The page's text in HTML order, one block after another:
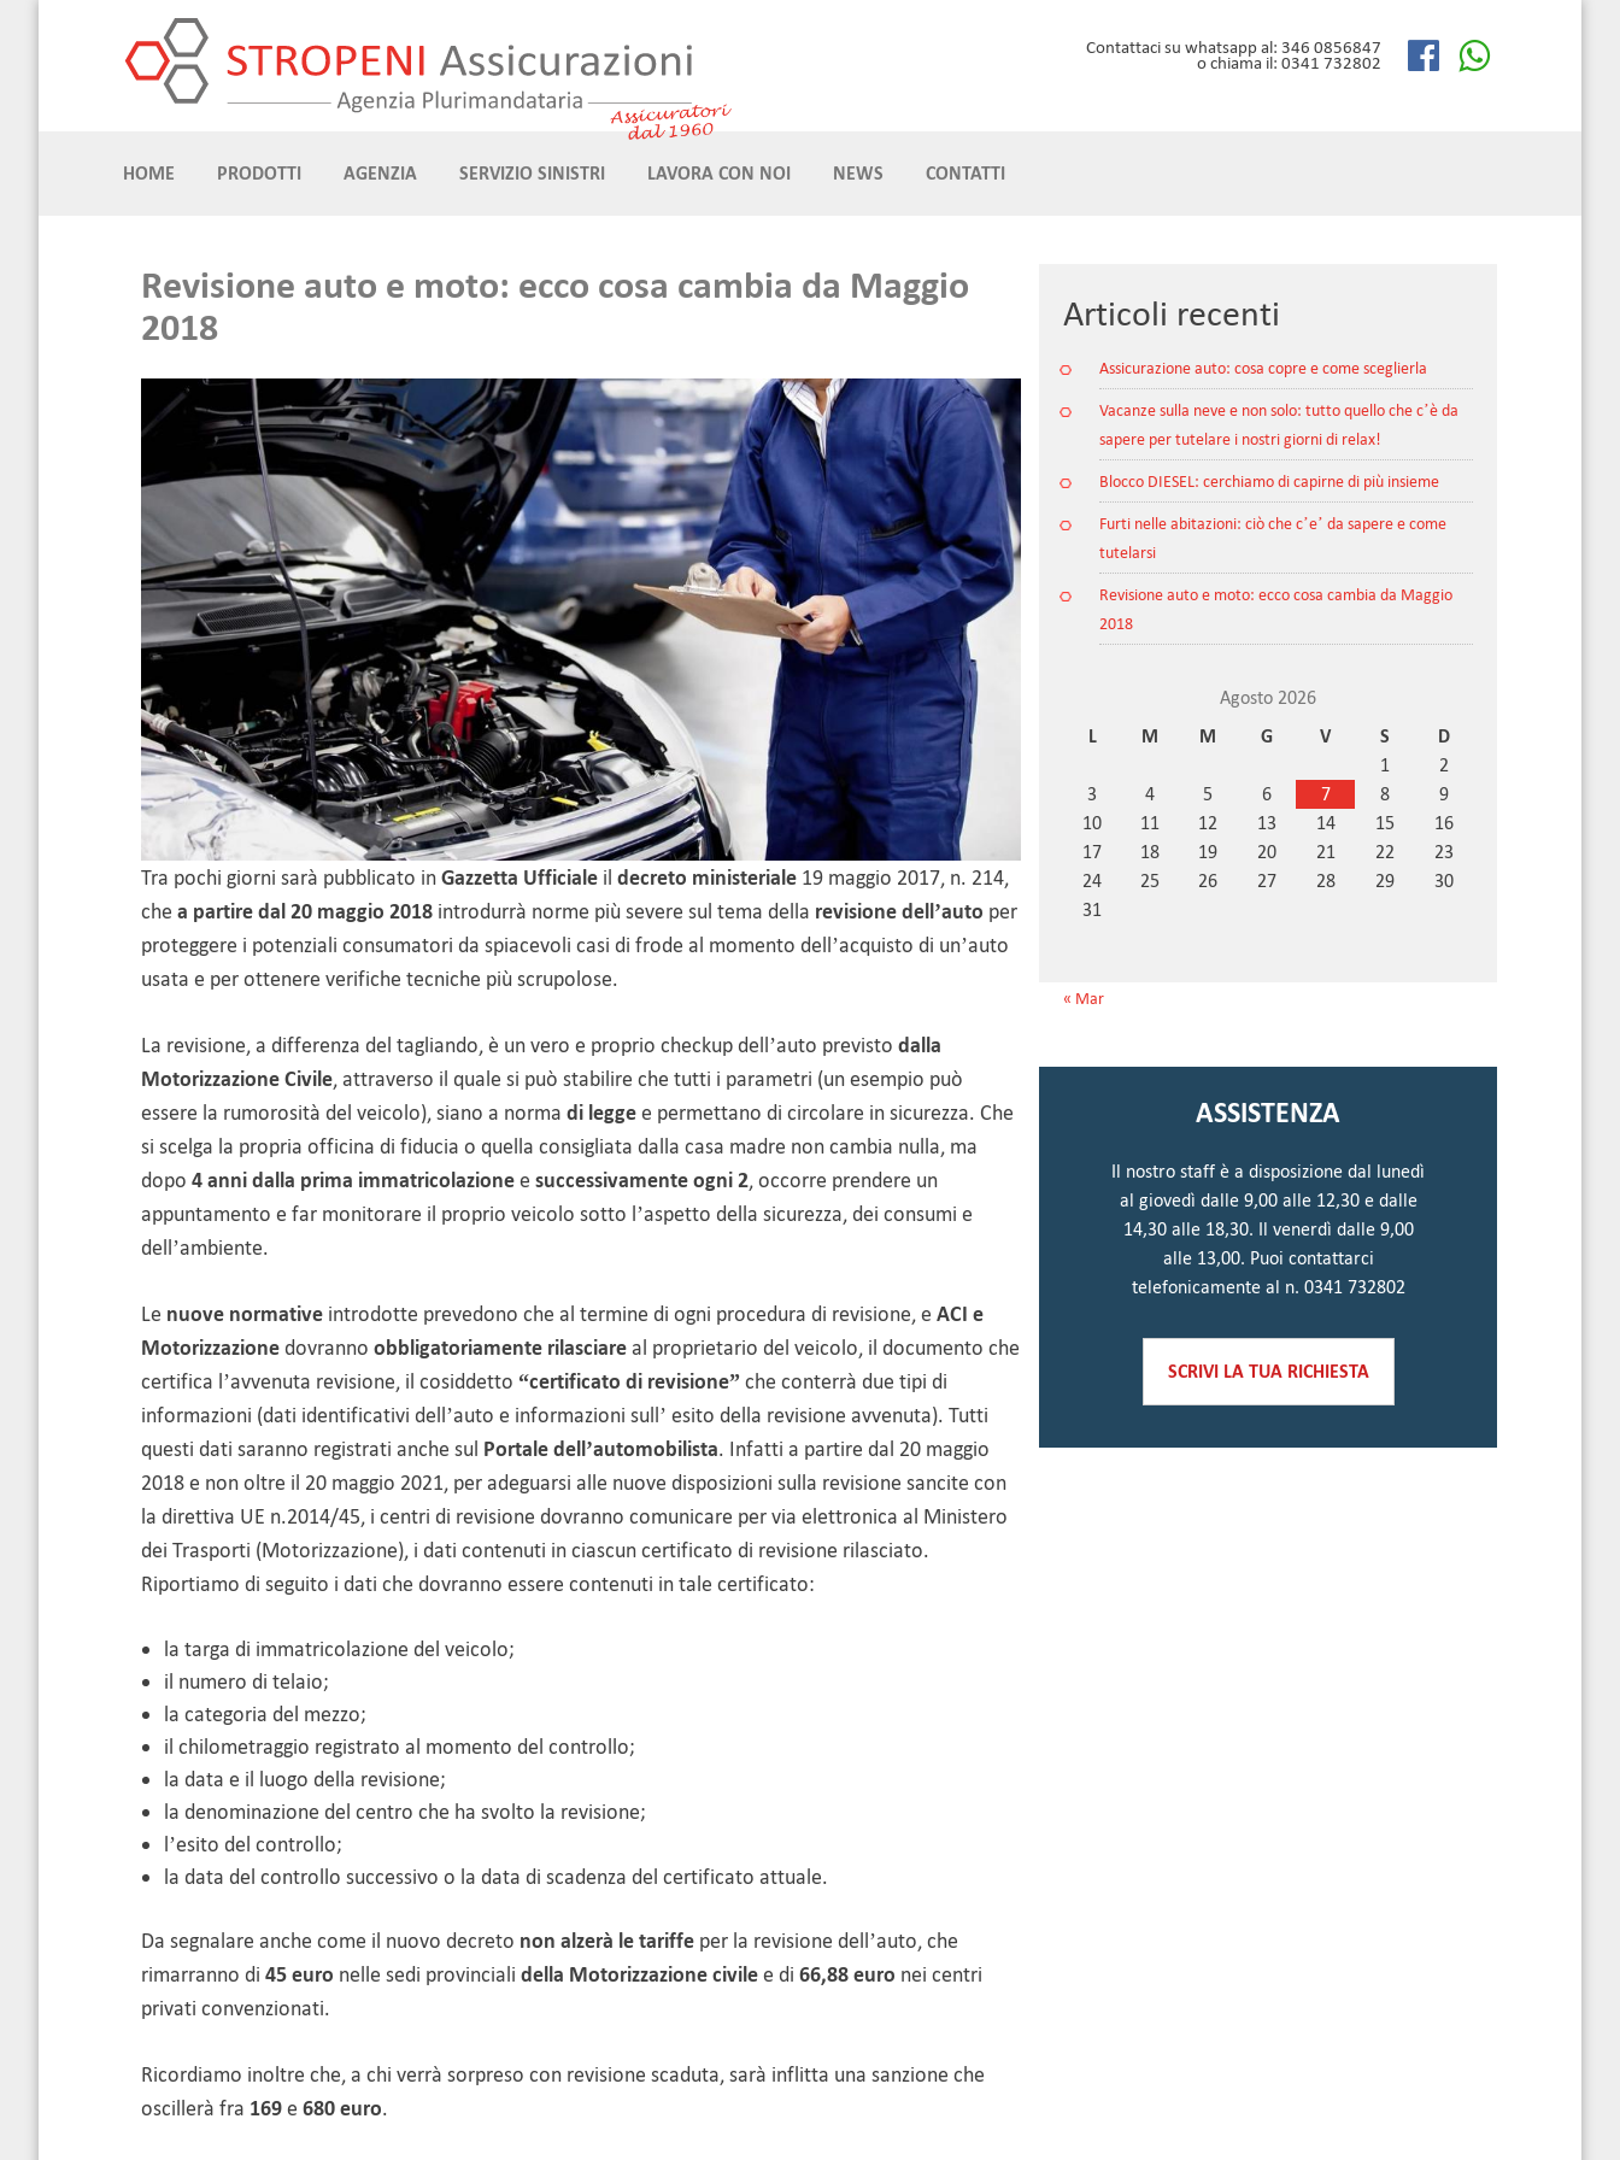
Contattaci su whatsapp al: 346 0856847
o chiama il: 0341 732802
HOME PRODOTTI AGENZIA SERVIZIO SINISTRI LAVORA CON NOI NEWS CONTATTI
Revisione auto e moto: ecco cosa cambia da Maggio
2018
Tra pochi giorni sarà pubblicato inGazzetta Ufficiale il decreto ministeriale 19 maggio 2017, n. 214,
che a partire dal 20 maggio 2018 introdurrà norme più severe sul tema della revisione dell’auto per
proteggere i potenziali consumatori da spiacevoli casi di frode al momento dell’acquisto di un’auto
usata e per ottenere verifiche tecniche più scrupolose.
La revisione, a differenza del tagliando, è un vero e proprio checkup dell’auto previsto dalla
Motorizzazione Civile, attraverso il quale si può stabilire che tutti i parametri (un esempio può
essere la rumorosità del veicolo), siano a norma di leggee permettano di circolare in sicurezza. Che
si scelga la propria officina di fiducia o quella consigliata dalla casa madre non cambia nulla, ma
dopo 4 anni dalla prima immatricolazionee successivamente ogni 2, occorre prendere un
appuntamento e far monitorare il proprio veicolo sotto l’aspetto della sicurezza, dei consumi e
dell’ambiente.
Le nuove normative introdotte prevedono che al termine di ogni procedura di revisione, e ACI e
Motorizzazionedovranno obbligatoriamente rilasciareal proprietario del veicolo, il documento che
certifica l’avvenuta revisione, il cosiddetto “certificato di revisione” che conterrà due tipi di
informazioni (dati identificativi dell’auto e informazioni sull’ esito della revisione avvenuta). Tutti
questi dati saranno registrati anche sul Portale dell’automobilista. Infatti a partire dal 20 maggio
2018 e non oltre il 20 maggio 2021, per adeguarsi alle nuove disposizioni sulla revisione sancite con
la direttiva UE n.2014/45, i centri di revisione dovranno comunicare per via elettronica al Ministero
dei Trasporti (Motorizzazione), i dati contenuti in ciascun certificato di revisione rilasciato.
Riportiamo di seguito i dati che dovranno essere contenuti in tale certificato:
la targa di immatricolazione del veicolo;
il numero di telaio;
la categoria del mezzo;
il chilometraggio registrato al momento del controllo;
la data e il luogo della revisione;
la denominazione del centro che ha svolto la revisione;
l’esito del controllo;
la data del controllo successivo o la data di scadenza del certificato attuale.
Da segnalare anche come il nuovo decreto non alzerà le tariffe per la revisione dell’auto, che
rimarranno di 45 euro nelle sedi provinciali della Motorizzazione civilee di 66,88 euro nei centri
privati convenzionati.
Ricordiamo inoltre che, a chi verrà sorpreso con revisione scaduta, sarà inflitta una sanzione che
oscillerà fra 169e 680 euro.
Articoli recenti
Assicurazione auto: cosa copre e come sceglierla
Vacanze sulla neve e non solo: tutto quello che c’è da
sapere per tutelare i nostri giorni di relax!
Blocco DIESEL: cerchiamo di capirne di più insieme
Furti nelle abitazioni: ciò che c’e’ da sapere e come
tutelarsi
Revisione auto e moto: ecco cosa cambia da Maggio
2018
Agosto 2026
L
M M G V S
D
1
2
3
4 5 6 7 8
9
10
11 12 13 14 15
16
17
18 19 20 21 22
23
24
25 26 27 28 29
30
31
« Mar
ASSISTENZA
Il nostro staff è a disposizione dal lunedì
al giovedì dalle 9,00 alle 12,30 e dalle
14,30 alle 18,30. Il venerdì dalle 9,00
alle 13,00. Puoi contattarci
telefonicamente al n. 0341 732802
SCRIVI LA TUA RICHIESTA